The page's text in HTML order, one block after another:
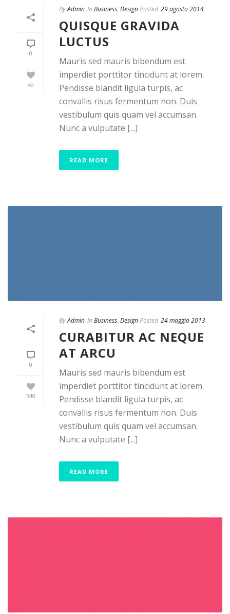
0
49
ByAdmin In Business, DesignPosted 29 agosto 2014
QUISQUE GRAVIDA
LUCTUS
Mauris sed mauris bibendum est
imperdiet porttitor tincidunt at lorem.
Pendisse blandit ligula turpis, ac
convallis risus fermentum non. Duis
vestibulum quis quam vel accumsan.
Nunc a vulputate [...]
READ MORE
0
348
ByAdmin In Business, DesignPosted 24 maggio 2013
CURABITUR AC NEQUE
AT ARCU
Mauris sed mauris bibendum est
imperdiet porttitor tincidunt at lorem.
Pendisse blandit ligula turpis, ac
convallis risus fermentum non. Duis
vestibulum quis quam vel accumsan.
Nunc a vulputate [...]
READ MORE